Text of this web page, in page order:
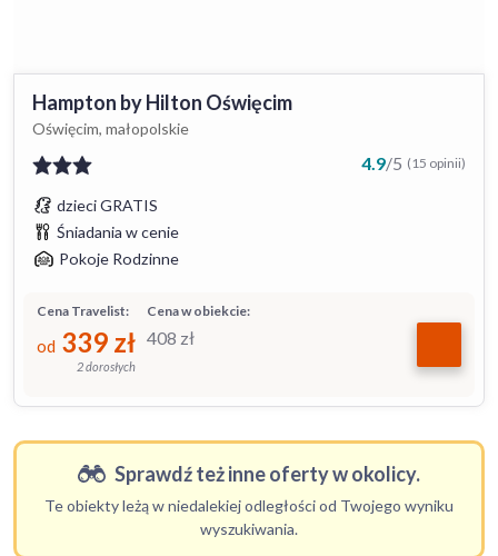
Hampton by Hilton Oświęcim
Oświęcim, małopolskie
4.9/5 (15 opinii)
dzieci GRATIS
Śniadania w cenie
Pokoje Rodzinne
Cena w obiekcie:
408 zł
Cena Travelist:
od 339 zł
2 dorosłych
Sprawdź też inne oferty w okolicy.
Te obiekty leżą w niedalekiej odległości od Twojego wyniku
wyszukiwania.